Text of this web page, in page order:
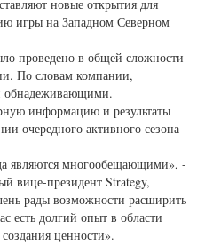
новые открытия для
игры на Западном Северном
проведено в общей сложности
По словам компании,
обнадеживающими.
информацию и результаты
очередного активного сезона
являются многообещающими», -
вице-президент Strategy,
рады возможности расширить
есть долгий опыт в области
ценности».